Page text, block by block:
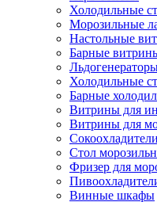
Холодильные
Морозильные
Настольные
Барные
Холодильные
Барные
Витрины для
Витрины для
Сокоохладители
Стол
Фризер для
Винные шкафы